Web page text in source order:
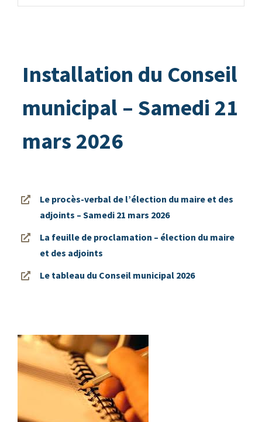
Installation du Conseil
municipal – Samedi 21
mars 2026
Le procès-verbal de l’élection du maire et des
adjoints – Samedi 21 mars 2026
La feuille de proclamation – élection du maire
et des adjoints
Le tableau du Conseil municipal 2026